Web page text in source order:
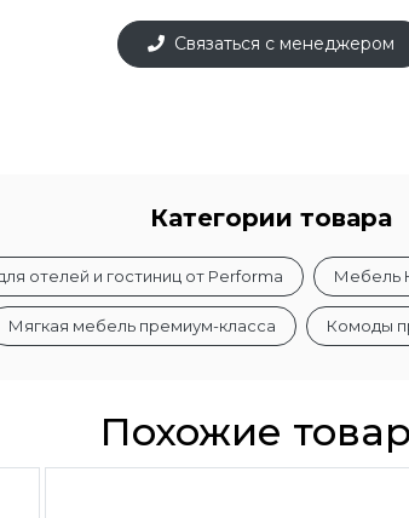
Связаться с менеджером
Категории товара
отелей и гостиниц от Performa Мебель
Мягкая мебель премиум-класса Комоды
Похожие